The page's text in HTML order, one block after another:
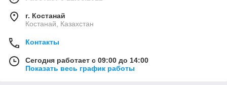
г. Костанай
Костанай, Казахстан
Контакты
Сегодня работает с 09:00 до 14:00
Показать весь график работы